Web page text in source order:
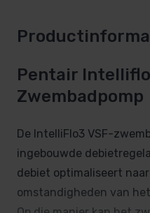
Pentair
Zwembadpomp
De IntelliFlo3 VSF-
ingebouwde
debiet optimaliseert
omstandigheden van